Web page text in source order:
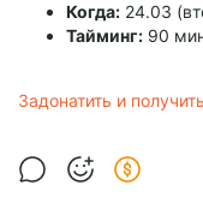
Когда: 24.03
Тайминг: 90
Задонатить и